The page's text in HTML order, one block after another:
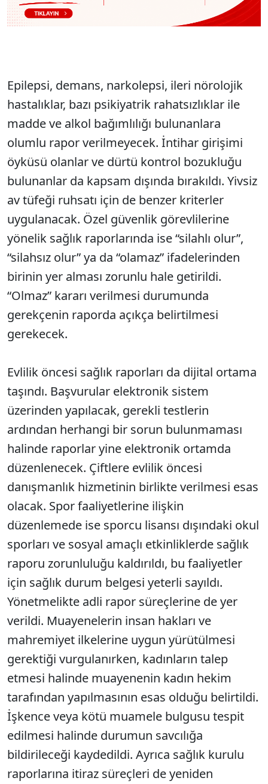
Epilepsi, demans, narkolepsi, ileri nörolojik
hastalıklar, bazı psikiyatrik rahatsızlıklar ile
madde ve alkol bağımlılığı bulunanlara
olumlu rapor verilmeyecek. İntihar girişimi
öyküsü olanlar ve dürtü kontrol bozukluğu
bulunanlar da kapsam dışında bırakıldı. Yivsiz
av tüfeği ruhsatı için de benzer kriterler
uygulanacak. Özel güvenlik görevlilerine
yönelik sağlık raporlarında ise “silahlı olur”,
“silahsız olur” ya da “olamaz” ifadelerinden
birinin yer alması zorunlu hale getirildi.
“Olmaz” kararı verilmesi durumunda
gerekçenin raporda açıkça belirtilmesi
gerekecek.
Evlilik öncesi sağlık raporları da dijital ortama
taşındı. Başvurular elektronik sistem
üzerinden yapılacak, gerekli testlerin
ardından herhangi bir sorun bulunmaması
halinde raporlar yine elektronik ortamda
düzenlenecek. Çiftlere evlilik öncesi
danışmanlık hizmetinin birlikte verilmesi esas
olacak. Spor faaliyetlerine ilişkin
düzenlemede ise sporcu lisansı dışındaki okul
sporları ve sosyal amaçlı etkinliklerde sağlık
raporu zorunluluğu kaldırıldı, bu faaliyetler
için sağlık durum belgesi yeterli sayıldı.
Yönetmelikte adli rapor süreçlerine de yer
verildi. Muayenelerin insan hakları ve
mahremiyet ilkelerine uygun yürütülmesi
gerektiği vurgulanırken, kadınların talep
etmesi halinde muayenenin kadın hekim
tarafından yapılmasının esas olduğu belirtildi.
İşkence veya kötü muamele bulgusu tespit
edilmesi halinde durumun savcılığa
bildirileceği kaydedildi. Ayrıca sağlık kurulu
raporlarına itiraz süreçleri de yeniden